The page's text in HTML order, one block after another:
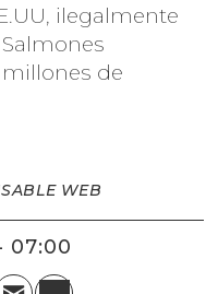
ilegalmente
millones de
WEB
07:00